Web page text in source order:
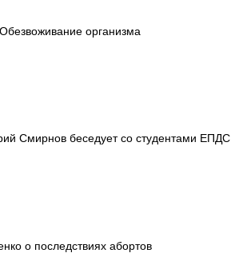
организма
Смирнов беседует со студентами ЕПДС
о последствиях абортов